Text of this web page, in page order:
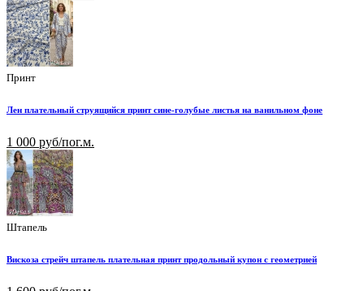
Принт
Лен плательный струящийся принт сине-голубые листья на ванильном фоне
1 000 руб/пог.м.
Штапель
Вискоза стрейч штапель плательная принт продольный купон с геометрией